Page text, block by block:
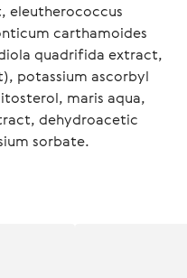
eleutherococcus
carthamoides
quadrifida extract,
potassium ascorbyl
maris aqua,
dehydroacetic
sorbate.